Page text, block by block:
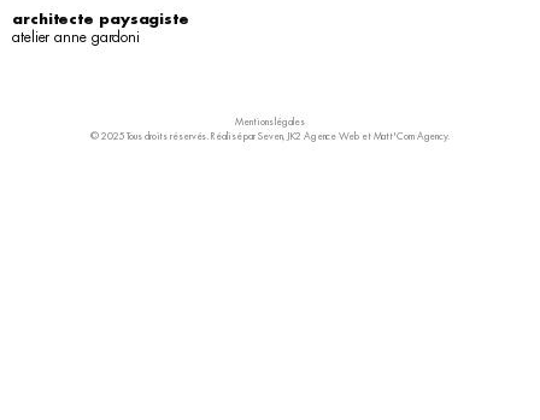
architecte paysagiste
atelier anne gardoni
© 2025 Tous droits réservés. Réalisé par Seven, JK2 Agence Webet Matt'Com Agency.
Mentions légales